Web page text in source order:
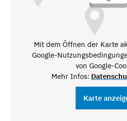
Mit dem Öffnen der Karte
Google-
von Google-
Mehr Infos:
Karte